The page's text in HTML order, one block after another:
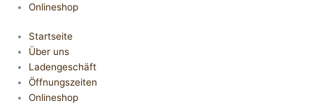
Onlineshop
Startseite
Über uns
Ladengeschäft
Öffnungszeiten
Onlineshop